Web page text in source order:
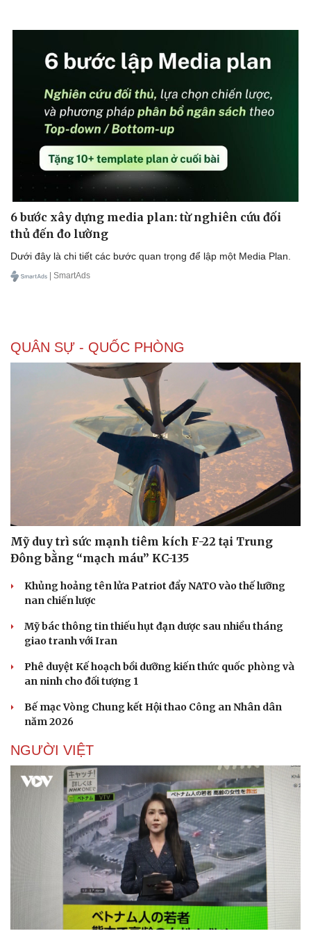
Bóng đá
Thế giới thể thao
Hậu trường
Ô tô
Tư vấn
6 bước xây dựng media plan: từ nghiên cứu đối
thủ đến đo lường
Dưới đây là chi tiết các bước quan trọng để lập một Media Plan.
| SmartAds
QUÂN SỰ - QUỐC PHÒNG
Mỹ duy trì sức mạnh tiêm kích F-22 tại Trung
Đông bằng “mạch máu” KC-135
Khủng hoảng tên lửa Patriot đẩy NATO vào thế lưỡng
nan chiến lược
Mỹ bác thông tin thiếu hụt đạn dược sau nhiều tháng
giao tranh với Iran
Phê duyệt Kế hoạch bồi dưỡng kiến thức quốc phòng và
an ninh cho đối tượng 1
Bế mạc Vòng Chung kết Hội thao Công an Nhân dân
năm 2026
NGƯỜI VIỆT